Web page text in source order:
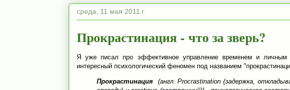
среда, 11 мая 2011 г.
Прокрастинация - что за зверь?
Я уже писал про эффективное управление временем и
интересный психологический феномен под названием
Прокрастинация
(англ. Procrastination (задержка,